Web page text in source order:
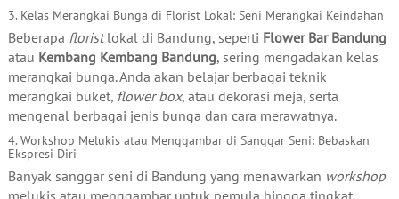
3. Kelas Merangkai Bunga di Florist Lokal: Seni Merangkai Keindahan
Beberapa floristlokal di Bandung, seperti Flower Bar Bandung
atau Kembang Kembang Bandung, sering mengadakan kelas
merangkai bunga. Anda akan belajar berbagai teknik
merangkai buket, flower box, atau dekorasi meja, serta
mengenal berbagai jenis bunga dan cara merawatnya.
4. Workshop Melukis atau Menggambar di Sanggar Seni: Bebaskan
Ekspresi Diri
Banyak sanggar seni di Bandung yang menawarkan workshop
melukis atau menggambar untuk pemula hingga tingkat